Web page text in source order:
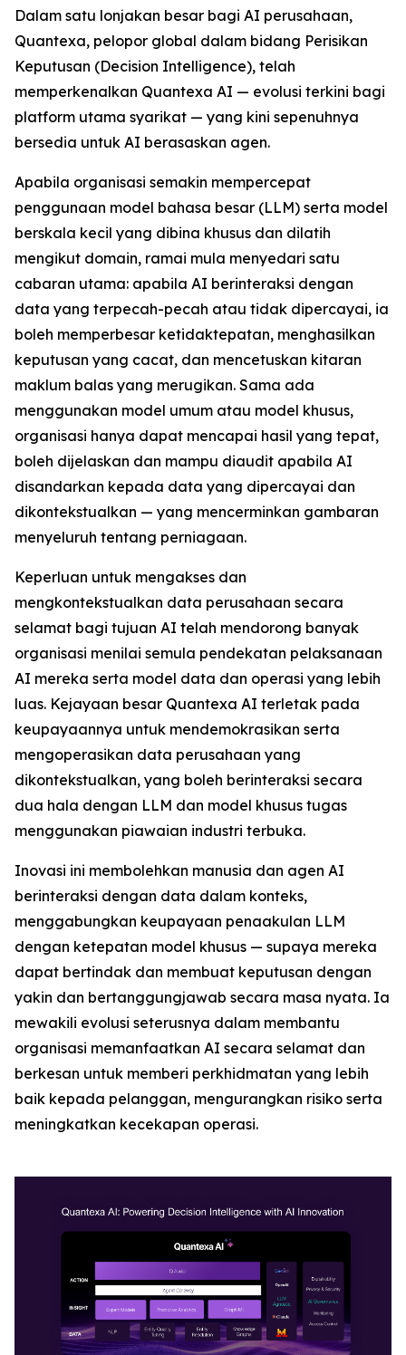
Dalam satu lonjakan besar bagi AI perusahaan,
Quantexa, pelopor global dalam bidang Perisikan
Keputusan (Decision Intelligence), telah
memperkenalkan Quantexa AI — evolusi terkini bagi
platform utama syarikat — yang kini sepenuhnya
bersedia untuk AI berasaskan agen.
Apabila organisasi semakin mempercepat
penggunaan model bahasa besar (LLM) serta model
berskala kecil yang dibina khusus dan dilatih
mengikut domain, ramai mula menyedari satu
cabaran utama: apabila AI berinteraksi dengan
data yang terpecah-pecah atau tidak dipercayai, ia
boleh memperbesar ketidaktepatan, menghasilkan
keputusan yang cacat, dan mencetuskan kitaran
maklum balas yang merugikan. Sama ada
menggunakan model umum atau model khusus,
organisasi hanya dapat mencapai hasil yang tepat,
boleh dijelaskan dan mampu diaudit apabila AI
disandarkan kepada data yang dipercayai dan
dikontekstualkan — yang mencerminkan gambaran
menyeluruh tentang perniagaan.
Keperluan untuk mengakses dan
mengkontekstualkan data perusahaan secara
selamat bagi tujuan AI telah mendorong banyak
organisasi menilai semula pendekatan pelaksanaan
AI mereka serta model data dan operasi yang lebih
luas. Kejayaan besar Quantexa AI terletak pada
keupayaannya untuk mendemokrasikan serta
mengoperasikan data perusahaan yang
dikontekstualkan, yang boleh berinteraksi secara
dua hala dengan LLM dan model khusus tugas
menggunakan piawaian industri terbuka.
Inovasi ini membolehkan manusia dan agen AI
berinteraksi dengan data dalam konteks,
menggabungkan keupayaan penaakulan LLM
dengan ketepatan model khusus — supaya mereka
dapat bertindak dan membuat keputusan dengan
yakin dan bertanggungjawab secara masa nyata. Ia
mewakili evolusi seterusnya dalam membantu
organisasi memanfaatkan AI secara selamat dan
berkesan untuk memberi perkhidmatan yang lebih
baik kepada pelanggan, mengurangkan risiko serta
meningkatkan kecekapan operasi.